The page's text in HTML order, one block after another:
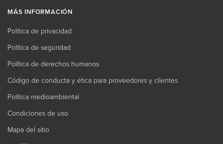
MÁS INFORMACIÓN
Política de privacidad
Política de seguridad
Política de derechos humanos
Código de conducta y ética para proveedores y clientes
Política medioambiental
Condiciones de uso
Mapa del sitio